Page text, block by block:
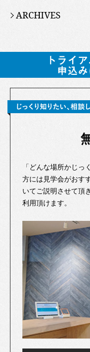
ARCHIVES
「どんな場所かじっ
方には見学会がおす
いてご説明させて頂
利用頂けます。